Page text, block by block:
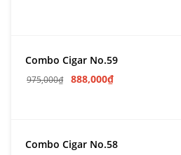
Combo Cigar No.59
975,000₫ 888,000₫
Combo Cigar No.58